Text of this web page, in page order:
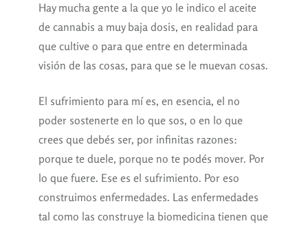
Hay mucha gente a la que yo le indico el aceite
de cannabis a muy baja dosis, en realidad para
que cultive o para que entre en determinada
visión de las cosas, para que se le muevan cosas.
El sufrimiento para mí es, en esencia, el no
poder sostenerte en lo que sos, o en lo que
crees que debés ser, por infinitas razones:
porque te duele, porque no te podés mover. Por
lo que fuere. Ese es el sufrimiento. Por eso
construimos enfermedades. Las enfermedades
tal como las construye la biomedicina tienen que